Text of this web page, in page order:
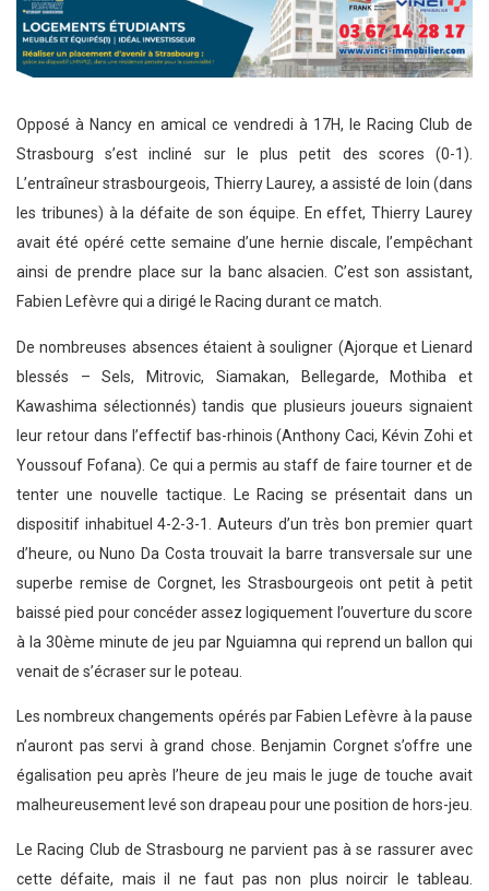
Opposé à Nancy en amical ce vendredi à 17H, le Racing Club de
Strasbourg s’est incliné sur le plus petit des scores (0-1).
L’entraîneur strasbourgeois, Thierry Laurey, a assisté de loin (dans
les tribunes) à la défaite de son équipe. En effet, Thierry Laurey
avait été opéré cette semaine d’une hernie discale, l’empêchant
ainsi de prendre place sur la banc alsacien. C’est son assistant,
Fabien Lefèvre qui a dirigé le Racing durant ce match.
De nombreuses absences étaient à souligner (Ajorque et Lienard
blessés – Sels, Mitrovic, Siamakan, Bellegarde, Mothiba et
Kawashima sélectionnés) tandis que plusieurs joueurs signaient
leur retour dans l’effectif bas-rhinois (Anthony Caci, Kévin Zohi et
Youssouf Fofana). Ce qui a permis au staff de faire tourner et de
tenter une nouvelle tactique. Le Racing se présentait dans un
dispositif inhabituel 4-2-3-1. Auteurs d’un très bon premier quart
d’heure, ou Nuno Da Costa trouvait la barre transversale sur une
superbe remise de Corgnet, les Strasbourgeois ont petit à petit
baissé pied pour concéder assez logiquement l’ouverture du score
à la 30ème minute de jeu par Nguiamna qui reprend un ballon qui
venait de s’écraser sur le poteau.
Les nombreux changements opérés par Fabien Lefèvre à la pause
n’auront pas servi à grand chose. Benjamin Corgnet s’offre une
égalisation peu après l’heure de jeu mais le juge de touche avait
malheureusement levé son drapeau pour une position de hors-jeu.
Le Racing Club de Strasbourg ne parvient pas à se rassurer avec
cette défaite, mais il ne faut pas non plus noircir le tableau.